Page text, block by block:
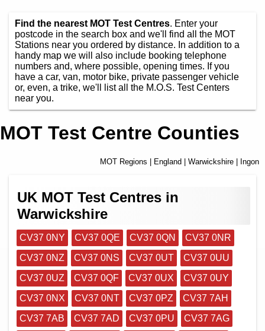
Find the nearest MOT Test Centres. Enter your
postcode in the search box and we'll find all the MOT
Stations near you ordered by distance. In addition to a
handy map we will also include booking telephone
numbers and, where possible, opening times. If you
have a car, van, motor bike, private passenger vehicle
or, even, a trike, we'll list all the M.O.S. Test Centers
near you.
MOT Test Centre Counties
MOT Regions England Warwickshire | Ingon
UK MOT Test Centres in
Warwickshire
CV37 0NY CV37 0QE CV37 0QN
CV37 0NR
CV37 0NZ
CV37 0NS CV37 0UT
CV37 0UU
CV37 0UZ
CV37 0QF CV37 0UX
CV37 0UY
CV37 0NX
CV37 0NT CV37 0PZ
CV37 7AH
CV37 7AB
CV37 7AD CV37 0PU
CV37 7AG